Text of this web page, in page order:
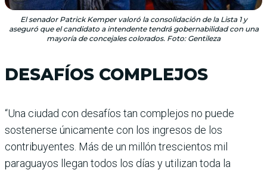
El senador Patrick Kemper valoró la consolidación de la Lista 1 y
aseguró que el candidato a intendente tendrá gobernabilidad con una
mayoría de concejales colorados. Foto: Gentileza
DESAFÍOS COMPLEJOS
“Una ciudad con desafíos tan complejos no puede
sostenerse únicamente con los ingresos de los
contribuyentes. Más de un millón trescientos mil
paraguayos llegan todos los días y utilizan toda la